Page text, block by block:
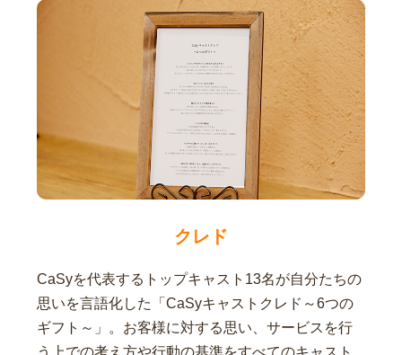
クレド
CaSyを代表するトップキャスト13名が自分たちの
思いを言語化した「CaSyキャストクレド～6つの
ギフト～」。お客様に対する思い、サービスを行
う上での考え方や行動の基準をすべてのキャスト